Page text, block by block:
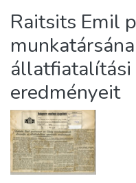
About us
Raitsits Emil
állatfiatalítási
eredményeit